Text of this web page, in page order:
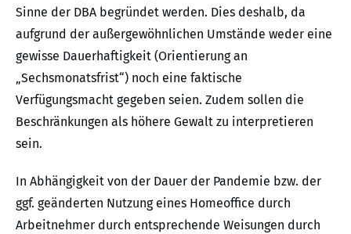
Sinne der DBA begründet werden. Dies deshalb, da
aufgrund der außergewöhnlichen Umstände weder eine
gewisse Dauerhaftigkeit (Orientierung an
„Sechsmonatsfrist“) noch eine faktische
Verfügungsmacht gegeben seien. Zudem sollen die
Beschränkungen als höhere Gewalt zu interpretieren
sein.
In Abhängigkeit von der Dauer der Pandemie bzw. der
ggf. geänderten Nutzung eines Homeoffice durch
Arbeitnehmer durch entsprechende Weisungen durch